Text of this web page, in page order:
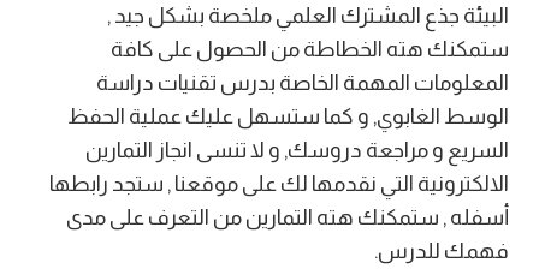
البيئة جذع المشترك العلمي ملخصة بشكل جيد ,
ستمكنك هته الخطاطة من الحصول على كافة
المعلومات المهمة الخاصة بدرس تقنيات دراسة
الوسط الغابوي, و كما ستسهل عليك عملية الحفظ
السريع و مراجعة دروسك, و لا تنسى انجاز التمارين
الالكترونية التي نقدمها لك على موقعنا , ستجد رابطها
أسفله , ستمكنك هته التمارين من التعرف على مدى
فهمك للدرس.